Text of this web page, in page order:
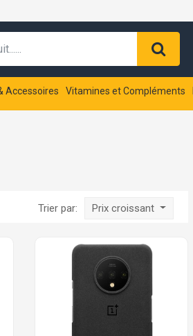
Accessoires Vitamines et Compléments
Trier par: Prix croissant